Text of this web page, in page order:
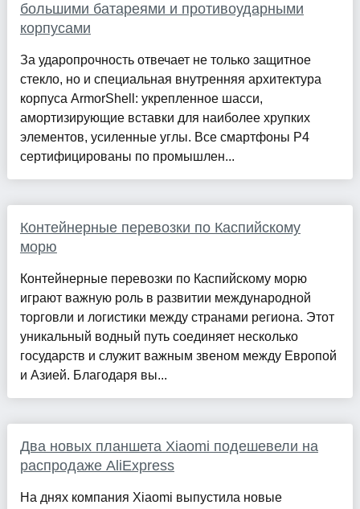
большими батареями и противоударными
корпусами
За ударопрочность отвечает не только защитное
стекло, но и специальная внутренняя архитектура
корпуса ArmorShell: укрепленное шасси,
амортизирующие вставки для наиболее хрупких
элементов, усиленные углы. Все смартфоны Р4
сертифицированы по промышлен...
Контейнерные перевозки по Каспийскому
морю
Контейнерные перевозки по Каспийскому морю
играют важную роль в развитии международной
торговли и логистики между странами региона. Этот
уникальный водный путь соединяет несколько
государств и служит важным звеном между Европой
и Азией. Благодаря вы...
Два новых планшета Xiaomi подешевели на
распродаже AliExpress
На днях компания Xiaomi выпустила новые